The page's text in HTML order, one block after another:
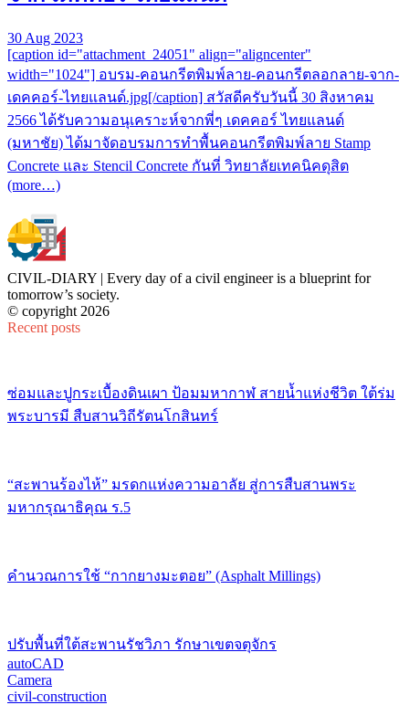
30 Aug 2023
[caption id="attachment_24051" align="aligncenter"
width="1024"] อบรม-คอนกรีตพิมพ์ลาย-คอนกรีตลอกลาย-จาก-
เดคคอร์-ไทยแลนด์.jpg[/caption] สวัสดีครับวันนี้ 30 สิงหาคม
2566 ได้รับความอนุเคราะห์จากพี่ๆ เดคคอร์ ไทยแลนด์
(มหาชัย) ได้มาจัดอบรมการทำพื้นคอนกรีตพิมพ์ลาย Stamp
Concrete และ Stencil Concrete กันที่ วิทยาลัยเทคนิคดุสิต
(more…)
CIVIL-DIARY | Every day of a civil engineer is a blueprint for
tomorrow’s society.
© copyright 2026
Recent posts
ซ่อมและปูกระเบื้องดินเผา ป้อมมหากาฬ สายน้ำแห่งชีวิต ใต้ร่ม
พระบารมี สืบสานวิถีรัตนโกสินทร์
“สะพานร้องไห้” มรดกแห่งความอาลัย สู่การสืบสานพระ
มหากรุณาธิคุณ ร.5
คำนวณการใช้ “กากยางมะตอย” (Asphalt Millings)
ปรับพื้นที่ใต้สะพานรัชวิภา รักษาเขตจตุจักร
autoCAD
Camera
civil-construction